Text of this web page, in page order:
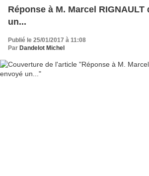
Réponse à M. Marcel RIGNAULT
un...
Publié le 25/01/2017 à 11:08
Par Dandelot Michel